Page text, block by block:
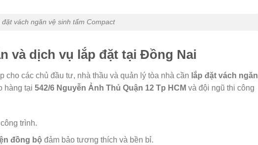
đặt vách ngăn vệ sinh tấm Compact
và dịch vụ lắp đặt tại Đồng Nai
cho các chủ đầu tư, nhà thầu và quản lý tòa nhà cần lắp đặt vách ngăn
hàng tại 542/6 Nguyễn Ảnh Thủ Quận 12 Tp HCM và đội ngũ thi công
trình.
đồng bộ đảm bảo tương thích và bền bỉ.